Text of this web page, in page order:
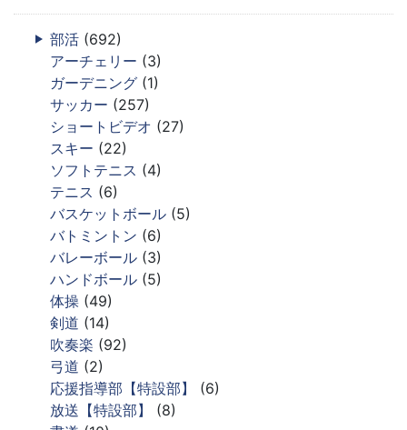
部活 (692)
アーチェリー (3)
ガーデニング (1)
サッカー (257)
ショートビデオ (27)
スキー (22)
ソフトテニス (4)
テニス (6)
バスケットボール (5)
バトミントン (6)
バレーボール (3)
ハンドボール (5)
体操 (49)
剣道 (14)
吹奏楽 (92)
弓道 (2)
応援指導部【特設部】
(6)
放送【特設部】
(8)